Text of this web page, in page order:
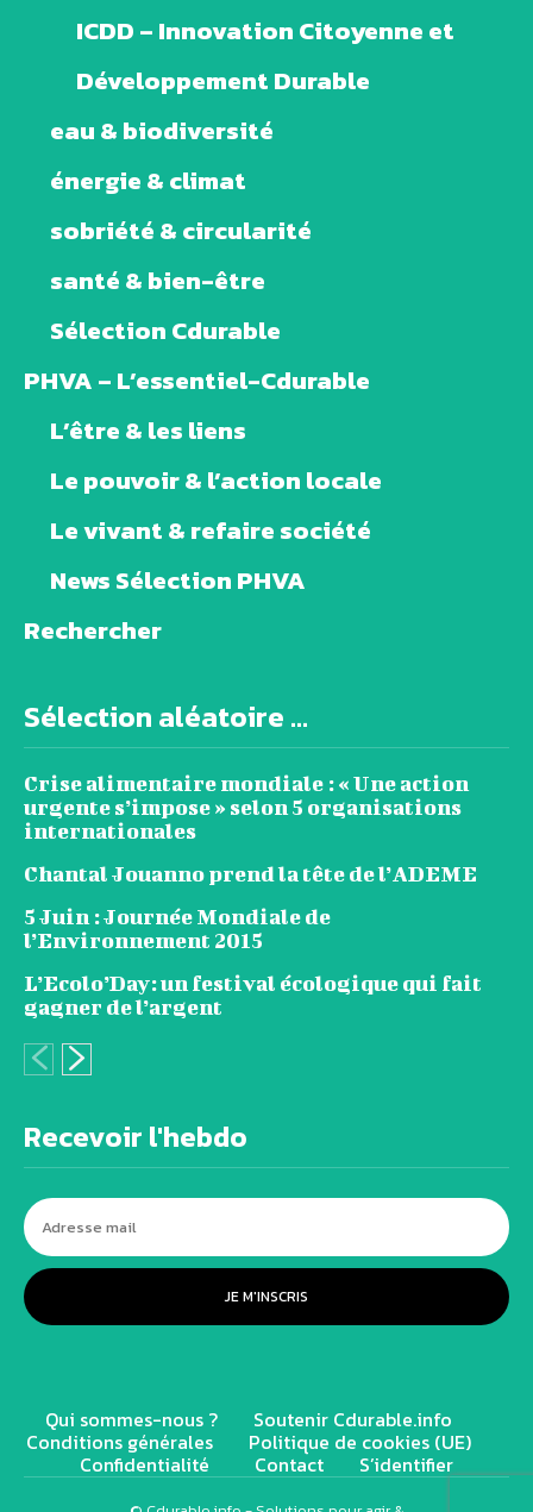
ICDD – Innovation Citoyenne et
Développement Durable
eau & biodiversité
énergie & climat
sobriété & circularité
santé & bien-être
Sélection Cdurable
PHVA – L’essentiel-Cdurable
L’être & les liens
Le pouvoir & l’action locale
Le vivant & refaire société
News Sélection PHVA
Rechercher
Sélection aléatoire ...
Crise alimentaire mondiale : « Une action
urgente s’impose » selon 5 organisations
internationales
Chantal Jouanno prend la tête de l’ADEME
5 Juin : Journée Mondiale de
l’Environnement 2015
L’Ecolo’Day: un festival écologique qui fait
gagner de l’argent
Recevoir l'hebdo
JE M'INSCRIS
Qui sommes-nous ? Soutenir Cdurable.info
Conditions générales Politique de cookies (UE)
Confidentialité Contact S’identifier